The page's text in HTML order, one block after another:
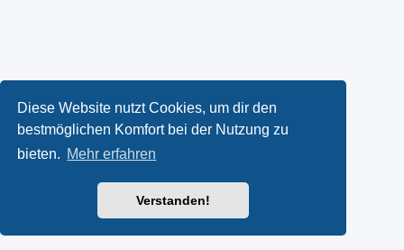
Diese Website nutzt Cookies, um dir den
bestmöglichen Komfort bei der Nutzung zu
bieten. Mehr erfahren
Verstanden!